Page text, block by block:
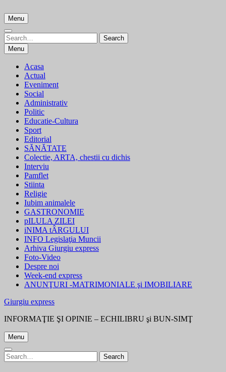
to
content
Menu
Search
for:
Search
Menu
Acasa
Actual
Eveniment
Social
Administrativ
Politic
Educatie-Cultura
Sport
Editorial
SĂNĂTATE
Colectie, ARTA, chestii cu dichis
Interviu
Pamflet
Stiinta
Religie
Iubim animalele
GASTRONOMIE
pILULA ZILEI
iNIMA tÂRGULUI
INFO Legislaţia Muncii
Arhiva Giurgiu express
Foto-Video
Despre noi
Week-end express
ANUNŢURI -MATRIMONIALE şi IMOBILIARE
Giurgiu express
INFORMAŢIE ŞI OPINIE – ECHILIBRU şi BUN-SIMŢ
Menu
Search
for:
Search